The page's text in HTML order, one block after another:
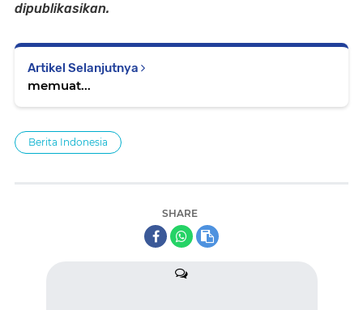
dipublikasikan.
Artikel Selanjutnya
memuat...
Berita Indonesia
SHARE